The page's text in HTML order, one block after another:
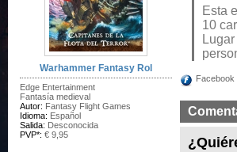
Esta
10
Facebook
Warhammer Fantasy Rol
Edge Entertainment
Fantasía medieval
Autor: Fantasy Flight Games
Idioma: Español
Salida: Desconocida
PVP*: € 9,95